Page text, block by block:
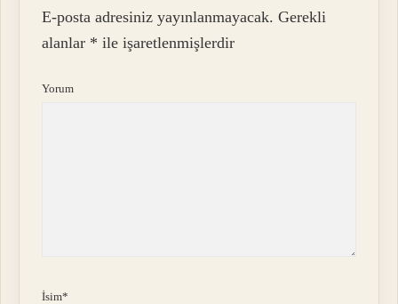
E-posta adresiniz yayınlanmayacak. Gerekli
alanlar * ile işaretlenmişlerdir
Yorum
İsim*